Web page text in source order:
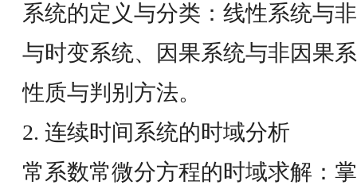
系统的定义与分类：线性系统与
与时变系统、因果系统与非因果
性质与判别方法。
2. 连续时间系统的时域分析
常系数常微分方程的时域求解：